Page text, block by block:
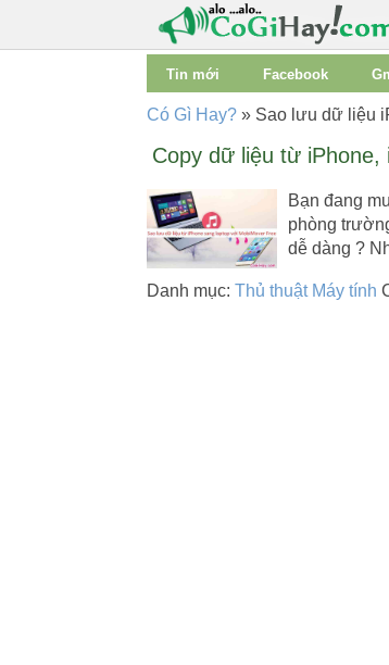
Tin mới Facebook
Có Gì Hay? »Sao lưu dữ liệu
Copy dữ liệu từ iPhone,
Bạn đang
phòng
dễ dàng ?
Danh mục: Thủ thuật Máy tính